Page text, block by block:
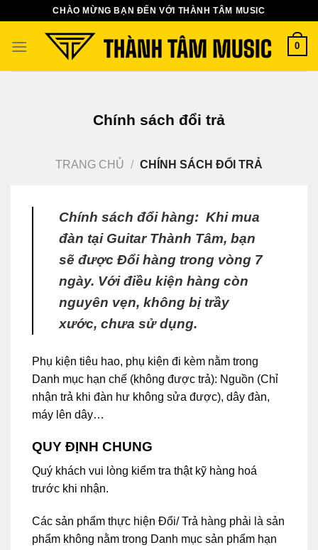
nội
CHÀO MỪNG BẠN ĐẾN VỚI THÀNH TÂM MUSIC
0
Chính sách đổi trả
TRANG CHỦ / CHÍNH SÁCH ĐỔI TRẢ
Chính sách đổi hàng: Khi mua
đàn tại Guitar Thành Tâm, bạn
sẽ được Đổi hàng trong vòng 7
ngày. Với điều kiện hàng còn
nguyên vẹn, không bị trầy
xước, chưa sử dụng.
Phụ kiện tiêu hao, phụ kiện đi kèm nằm trong
Danh mục hạn chế (không được trả): Nguồn (Chỉ
nhận trả khi đàn hư không sửa được), dây đàn,
máy lên dây…
QUY ĐỊNH CHUNG
Quý khách vui lòng kiểm tra thật kỹ hàng hoá
trước khi nhận.
Các sản phẩm thực hiện Đổi/ Trả hàng phải là sản
phẩm không nằm trong Danh mục sản phẩm hạn